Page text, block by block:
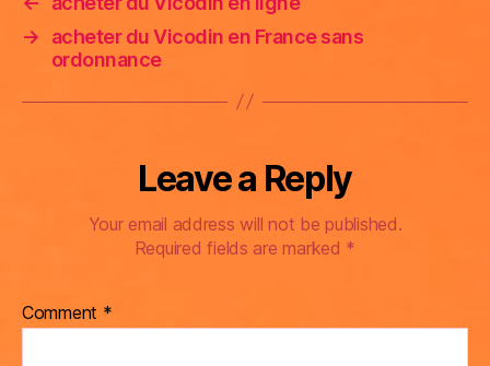
→
acheter du Vicodin en France sans
ordonnance
Leave a Reply
Your email address will not be published.
Required fields are marked *
Comment *